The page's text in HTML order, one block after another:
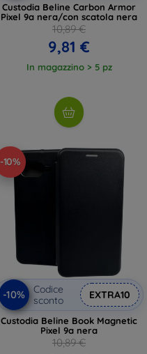
Custodia Beline Carbon Armor
Pixel 9a nera/con scatola nera
10,89 €
9,81 €
In magazzino > 5 pz
-10%
-10%
Codice
sconto
EXTRA10
Custodia Beline Book Magnetic
Pixel 9a nera
10,89 €